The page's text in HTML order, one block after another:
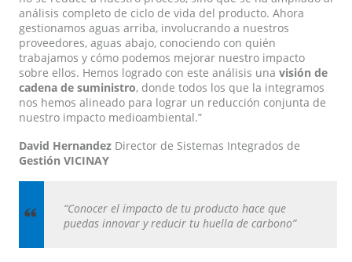
análisis completo de ciclo de vida del producto. Ahora
gestionamos aguas arriba, involucrando a nuestros
proveedores, aguas abajo, conociendo con quién
trabajamos y cómo podemos mejorar nuestro impacto
sobre ellos. Hemos logrado con este análisis unavisión de
cadena de suministro, donde todos los que la integramos
nos hemos alineado para lograr un reducción conjunta de
nuestro impacto medioambiental.”
David Hernandez Director de Sistemas Integrados de
Gestión VICINAY
“Conocer el impacto de tu producto hace que
puedas innovar y reducir tu huella de carbono”